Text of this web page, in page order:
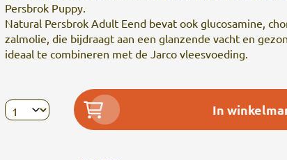
Persbrok Puppy.
Natural Persbrok Adult Eend bevat ook glucosamine,
zalmolie, die bijdraagt aan een glanzende vacht en
ideaal te combineren met de Jarco vleesvoeding.
In